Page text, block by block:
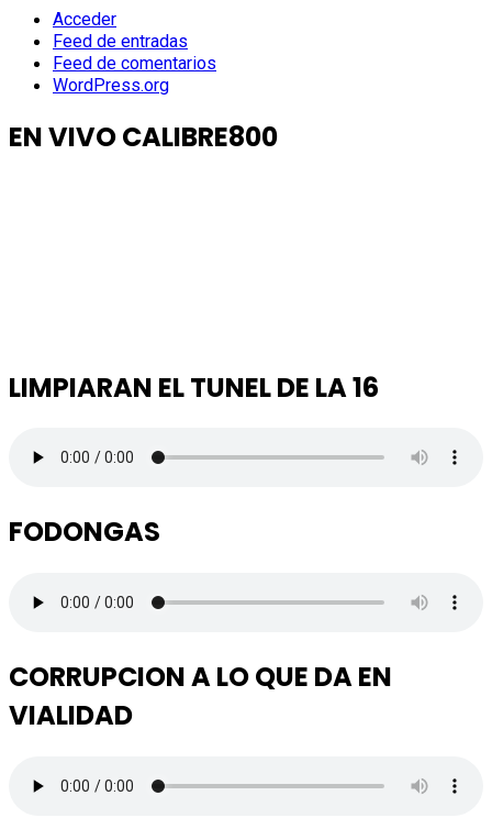
Acceder
Feed de entradas
Feed de comentarios
WordPress.org
EN VIVO CALIBRE800
LIMPIARAN EL TUNEL DE LA 16
FODONGAS
CORRUPCION A LO QUE DA EN
VIALIDAD